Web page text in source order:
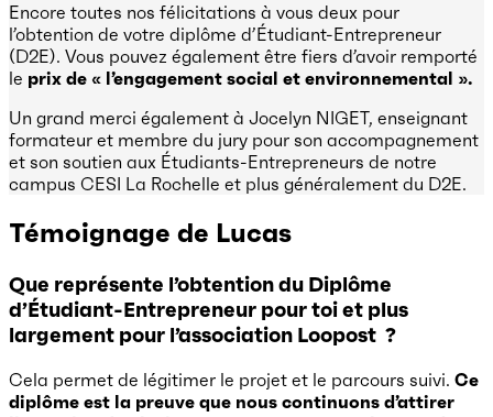
Encore toutes nos félicitations à vous deux pour
l’obtention de votre diplôme d’Étudiant-Entrepreneur
(D2E). Vous pouvez également être fiers d’avoir remporté
le prix de « l’engagement social et environnemental ».
Un grand merci également à Jocelyn NIGET, enseignant
formateur et membre du jury pour son accompagnement
et son soutien aux Étudiants-Entrepreneurs de notre
campus CESI La Rochelle et plus généralement du D2E.
Témoignage de Lucas
Que représente l’obtention du Diplôme
d’Étudiant-Entrepreneur pour toi et plus
largement pour l’association Loopost ?
Cela permet de légitimer le projet et le parcours suivi. Ce
diplôme est la preuve que nous continuons d’attirer